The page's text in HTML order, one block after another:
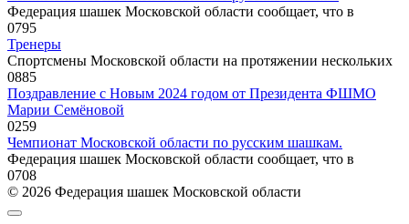
Федерация шашек Московской области сообщает, что в
0795
Тренеры
Спортсмены Московской области на протяжении нескольких
0885
Поздравление с Новым 2024 годом от Президента ФШМО
Марии Семёновой
0259
Чемпионат Московской области по русским шашкам.
Федерация шашек Московской области сообщает, что в
0708
© 2026 Федерация шашек Московской области